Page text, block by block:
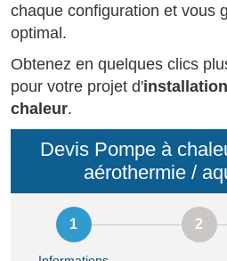
chaque configuration et vous
optimal.
Obtenez en quelques clics
pour votre projet d'
chaleur.
Devis Pompe à
aérothermie /